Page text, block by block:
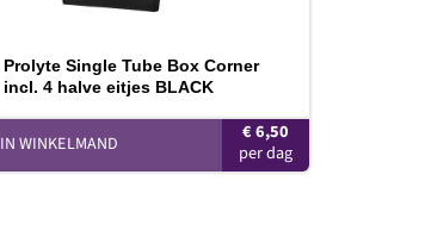
Prolyte Single Tube Box Corner
incl. 4 halve eitjes BLACK
€6,50
IN WINKELMAND